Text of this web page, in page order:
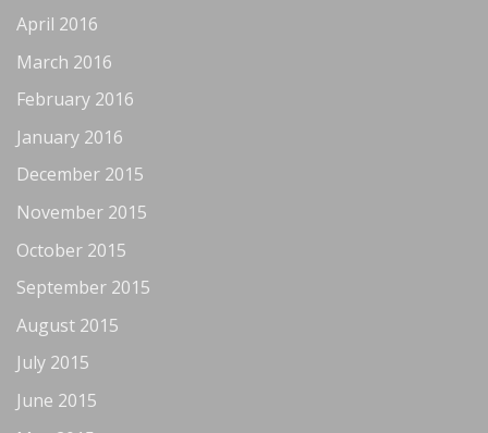
April 2016
March 2016
February 2016
January 2016
December 2015
November 2015
October 2015
September 2015
August 2015
July 2015
June 2015